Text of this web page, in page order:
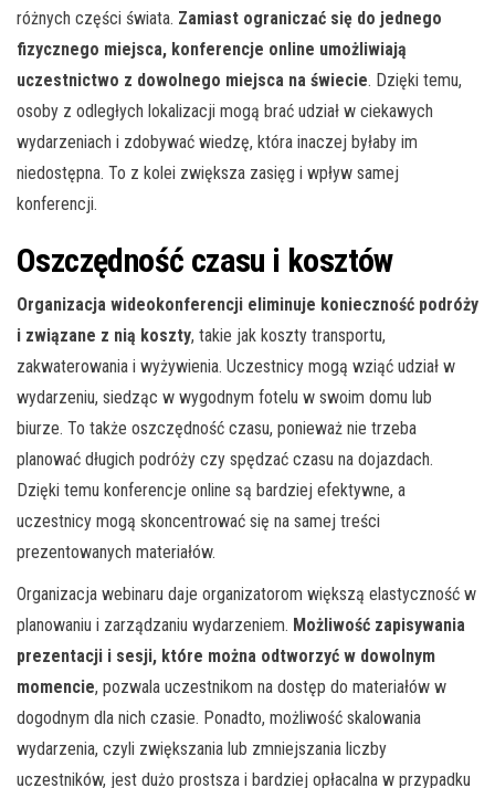
różnych części świata. Zamiast ograniczać się do jednego
fizycznego miejsca, konferencje online umożliwiają
uczestnictwo z dowolnego miejsca na świecie. Dzięki temu,
osoby z odległych lokalizacji mogą brać udział w ciekawych
wydarzeniach i zdobywać wiedzę, która inaczej byłaby im
niedostępna. To z kolei zwiększa zasięg i wpływ samej
konferencji.
Oszczędność czasu i kosztów
Organizacja wideokonferencji eliminuje konieczność podróży
i związane z nią koszty, takie jak koszty transportu,
zakwaterowania i wyżywienia. Uczestnicy mogą wziąć udział w
wydarzeniu, siedząc w wygodnym fotelu w swoim domu lub
biurze. To także oszczędność czasu, ponieważ nie trzeba
planować długich podróży czy spędzać czasu na dojazdach.
Dzięki temu konferencje online są bardziej efektywne, a
uczestnicy mogą skoncentrować się na samej treści
prezentowanych materiałów.
Organizacja webinaru daje organizatorom większą elastyczność w
planowaniu i zarządzaniu wydarzeniem. Możliwość zapisywania
prezentacji i sesji, które można odtworzyć w dowolnym
momencie, pozwala uczestnikom na dostęp do materiałów w
dogodnym dla nich czasie. Ponadto, możliwość skalowania
wydarzenia, czyli zwiększania lub zmniejszania liczby
uczestników, jest dużo prostsza i bardziej opłacalna w przypadku